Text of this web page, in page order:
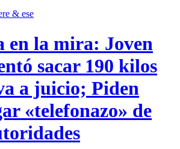
& ese
en la mira: Joven
sacar 190 kilos
a juicio; Piden
«telefonazo» de